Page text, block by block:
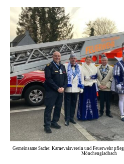
Gemeinsame Sache: Karnevalsverein und Feuerwehr
Mönchengladbach